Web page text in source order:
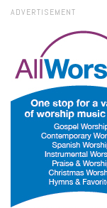
ADVERTISEMENT